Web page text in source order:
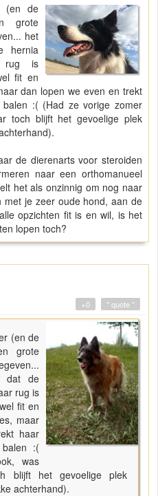
(en de
grote
het
hernia
rug is
fit en
dan lopen we even en trekt
:( (Had ze vorige zomer
toch blijft het gevoelige plek
de dierenarts voor steroiden
naar een orthomanueel
het als onzinnig om nog naar
je zeer oude hond, aan de
opzichten fit is en wil, is het
lopen toch?
" quote "
+0
(en de
grote
dat de
rug is
fit en
maar
haar
:(
was
blijft het gevoelige plek
achterhand).